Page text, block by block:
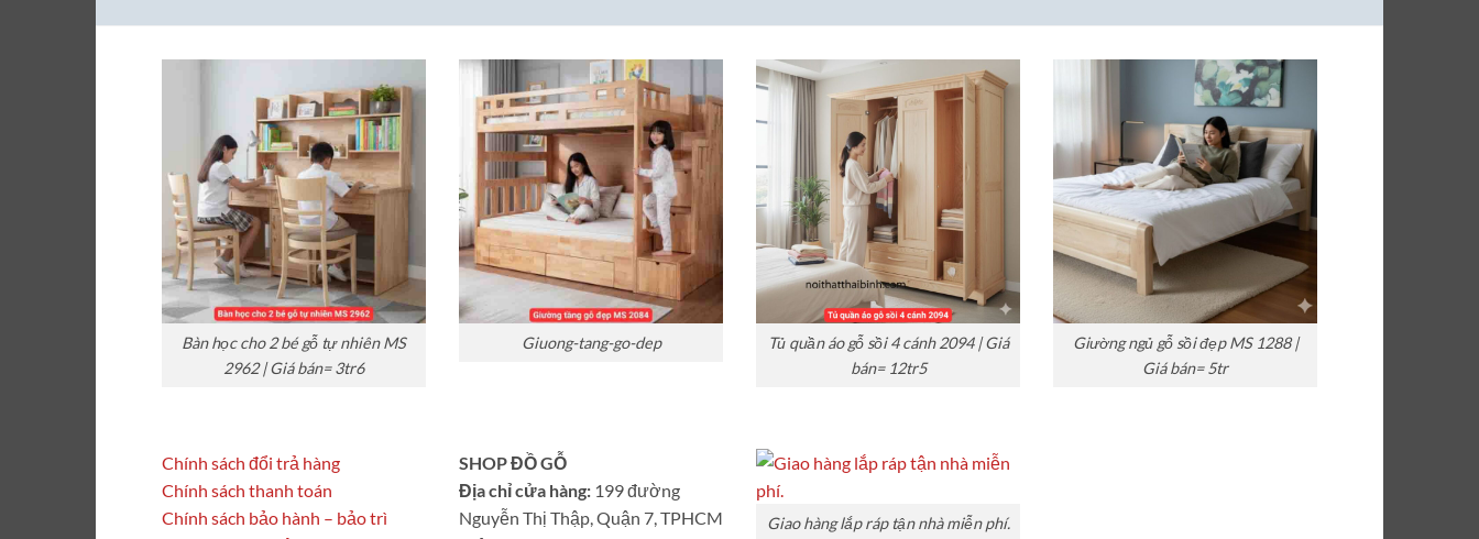
Bàn học cho 2 bé gỗ tự nhiên MS
2962 | Giá bán= 3tr6
Giuong-tang-go-dep
Tủ quần áo gỗ sồi 4 cánh 2094 | Giá
bán= 12tr5
Giường ngủ gỗ sồi đẹp MS 1288 |
Giá bán= 5tr
Chính sách đổi trả hàng
Chính sách thanh toán
Chính sách bảo hành – bảo trì
SHOP ĐỒ GỖ
Địa chỉ cửa hàng: 199 đường
Nguyễn Thị Thập, Quận 7, TPHCM
Giao hàng lắp ráp tận nhà miễn phí.